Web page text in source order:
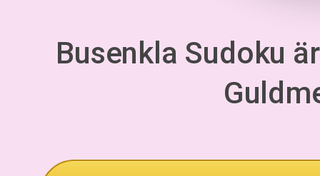
Busenkla Sudoku